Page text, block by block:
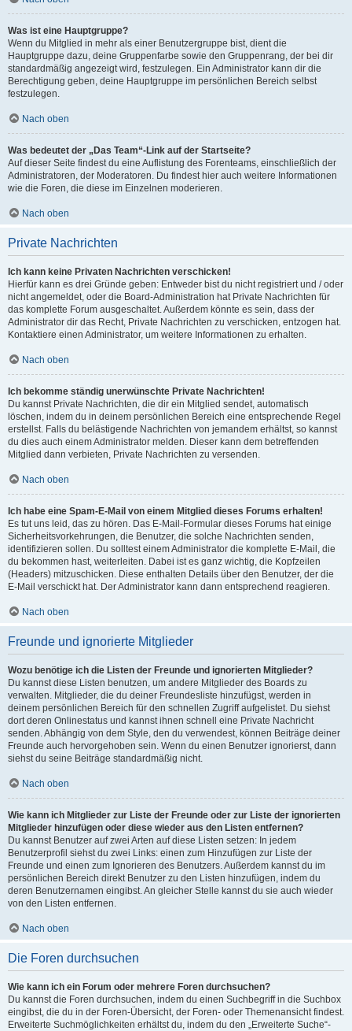
Was ist eine Hauptgruppe?
Wenn du Mitglied in mehr als einer Benutzergruppe bist, dient die
Hauptgruppe dazu, deine Gruppenfarbe sowie den Gruppenrang, der bei dir
standardmäßig angezeigt wird, festzulegen. Ein Administrator kann dir die
Berechtigung geben, deine Hauptgruppe im persönlichen Bereich selbst
festzulegen.
Nach oben
Was bedeutet der „Das Team“-Link auf der Startseite?
Auf dieser Seite findest du eine Auflistung des Forenteams, einschließlich der
Administratoren, der Moderatoren. Du findest hier auch weitere Informationen
wie die Foren, die diese im Einzelnen moderieren.
Nach oben
Private Nachrichten
Ich kann keine Privaten Nachrichten verschicken!
Hierfür kann es drei Gründe geben: Entweder bist du nicht registriert und / oder
nicht angemeldet, oder die Board-Administration hat Private Nachrichten für
das komplette Forum ausgeschaltet. Außerdem könnte es sein, dass der
Administrator dir das Recht, Private Nachrichten zu verschicken, entzogen hat.
Kontaktiere einen Administrator, um weitere Informationen zu erhalten.
Nach oben
Ich bekomme ständig unerwünschte Private Nachrichten!
Du kannst Private Nachrichten, die dir ein Mitglied sendet, automatisch
löschen, indem du in deinem persönlichen Bereich eine entsprechende Regel
erstellst. Falls du belästigende Nachrichten von jemandem erhältst, so kannst
du dies auch einem Administrator melden. Dieser kann dem betreffenden
Mitglied dann verbieten, Private Nachrichten zu versenden.
Nach oben
Ich habe eine Spam-E-Mail von einem Mitglied dieses Forums erhalten!
Es tut uns leid, das zu hören. Das E-Mail-Formular dieses Forums hat einige
Sicherheitsvorkehrungen, die Benutzer, die solche Nachrichten senden,
identifizieren sollen. Du solltest einem Administrator die komplette E-Mail, die
du bekommen hast, weiterleiten. Dabei ist es ganz wichtig, die Kopfzeilen
(Headers) mitzuschicken. Diese enthalten Details über den Benutzer, der die
E-Mail verschickt hat. Der Administrator kann dann entsprechend reagieren.
Nach oben
Freunde und ignorierte Mitglieder
Wozu benötige ich die Listen der Freunde und ignorierten Mitglieder?
Du kannst diese Listen benutzen, um andere Mitglieder des Boards zu
verwalten. Mitglieder, die du deiner Freundesliste hinzufügst, werden in
deinem persönlichen Bereich für den schnellen Zugriff aufgelistet. Du siehst
dort deren Onlinestatus und kannst ihnen schnell eine Private Nachricht
senden. Abhängig von dem Style, den du verwendest, können Beiträge deiner
Freunde auch hervorgehoben sein. Wenn du einen Benutzer ignorierst, dann
siehst du seine Beiträge standardmäßig nicht.
Nach oben
Wie kann ich Mitglieder zur Liste der Freunde oder zur Liste der ignorierten
Mitglieder hinzufügen oder diese wieder aus den Listen entfernen?
Du kannst Benutzer auf zwei Arten auf diese Listen setzen: In jedem
Benutzerprofil siehst du zwei Links: einen zum Hinzufügen zur Liste der
Freunde und einen zum Ignorieren des Benutzers. Außerdem kannst du im
persönlichen Bereich direkt Benutzer zu den Listen hinzufügen, indem du
deren Benutzernamen eingibst. An gleicher Stelle kannst du sie auch wieder
von den Listen entfernen.
Nach oben
Die Foren durchsuchen
Wie kann ich ein Forum oder mehrere Foren durchsuchen?
Du kannst die Foren durchsuchen, indem du einen Suchbegriff in die Suchbox
eingibst, die du in der Foren-Übersicht, der Foren- oder Themenansicht findest.
Erweiterte Suchmöglichkeiten erhältst du, indem du den „Erweiterte Suche“-